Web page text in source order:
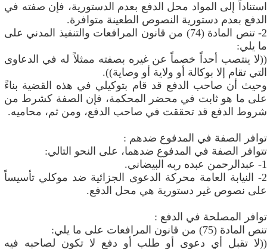
استناداً إلى المواد محل الدفع بعدم الدستورية، فإن صفته في
الدفع بعدم دستورية النصوص الطعينة متوافرة.
2- تنص المادة (74) من قانون المرافعات والتنفيذ المدني على
ما يلي:
((لا ينتصب أحداً خصماً عن غيره بصفته ممثلاً له في الدعاوى
التي تقام إلا بوكالة أو ولاية أو وصاية)).
وحيث أن صاحب الدفع قد قام بتوكيلي في هذه القضية بناءً
على ما هو ثابت في محضر المحكمة، فإن الصفة كشرط من
شروط الدفع قد تحققت في صاحب الدفع، ومن ثم، محاميه.
توافر الصفة في المدفوع ضدهم :
تتوافر الصفة في المدفوع ضدهما، على النحو التالي:
1- عبدالرحمن عبده ربه البيضاني.
2- النيابة العامة محركة الدعوى الجزائية ضد موكلي تأسيساً
على نصوص غير دستورية هي محل الدفع.
توافر المصلحة في الدفع :
تنص المادة (75) من قانون المرافعات على ما يلي:
((لا تقبل أي دعوى أو طلب أو دفع لا تكون لصاحبه فيه